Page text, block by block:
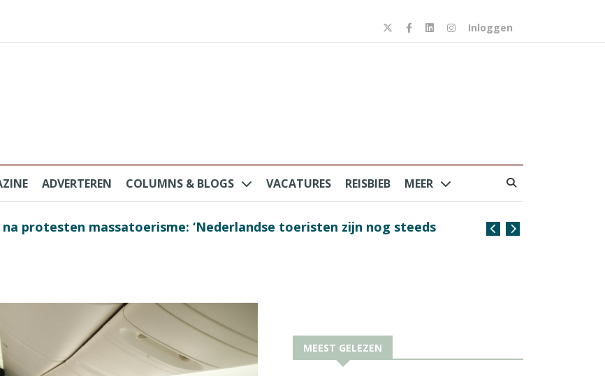
Inloggen
ADVERTEREN COLUMNS & BLOGS VACATURES REISBIEB MEER
na protesten massatoerisme: ‘Nederlandse toeristen zijn nog steeds
Coffee with the
MEEST GELEZEN